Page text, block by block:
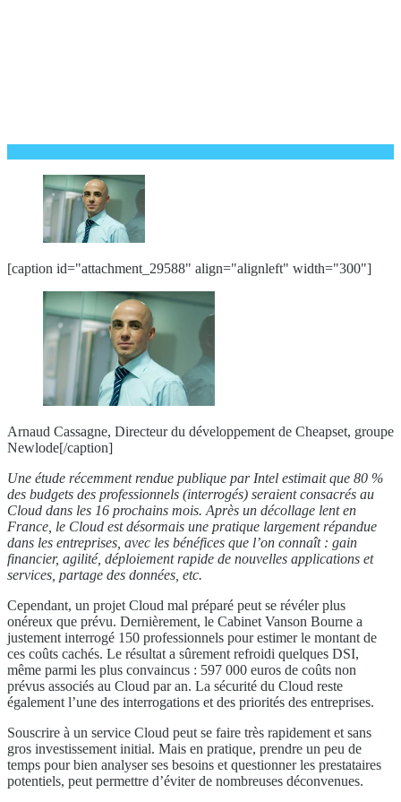
[caption id="attachment_29588" align="alignleft" width="300"]
Arnaud Cassagne, Directeur du développement de Cheapset, groupe
Newlode[/caption]
Une étude récemment rendue publique par Intel estimait que 80 %
des budgets des professionnels (interrogés) seraient consacrés au
Cloud dans les 16 prochains mois. Après un décollage lent en
France, le Cloud est désormais une pratique largement répandue
dans les entreprises, avec les bénéfices que l’on connaît : gain
financier, agilité, déploiement rapide de nouvelles applications et
services, partage des données, etc.
Cependant, un projet Cloud mal préparé peut se révéler plus
onéreux que prévu. Dernièrement, le Cabinet Vanson Bourne a
justement interrogé 150 professionnels pour estimer le montant de
ces coûts cachés. Le résultat a sûrement refroidi quelques DSI,
même parmi les plus convaincus : 597 000 euros de coûts non
prévus associés au Cloud par an. La sécurité du Cloud reste
également l’une des interrogations et des priorités des entreprises.
Souscrire à un service Cloud peut se faire très rapidement et sans
gros investissement initial. Mais en pratique, prendre un peu de
temps pour bien analyser ses besoins et questionner les prestataires
potentiels, peut permettre d’éviter de nombreuses déconvenues.